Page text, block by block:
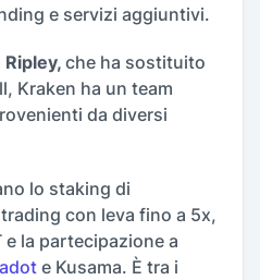
e servizi aggiuntivi.
Ripley, che ha sostituito
Kraken ha un team
da diversi
lo staking di
con leva fino a 5x,
e la partecipazione a
e Kusama. È tra i